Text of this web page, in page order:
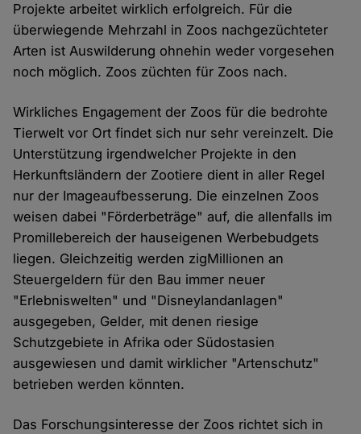
Projekte arbeitet wirklich erfolgreich. Für die
überwiegende Mehrzahl in Zoos nachgezüchteter
Arten ist Auswilderung ohnehin weder vorgesehen
noch möglich. Zoos züchten für Zoos nach.
Wirkliches Engagement der Zoos für die bedrohte
Tierwelt vor Ort findet sich nur sehr vereinzelt. Die
Unterstützung irgendwelcher Projekte in den
Herkunftsländern der Zootiere dient in aller Regel
nur der Imageaufbesserung. Die einzelnen Zoos
weisen dabei "Förderbeträge" auf, die allenfalls im
Promillebereich der hauseigenen Werbebudgets
liegen. Gleichzeitig werden zigMillionen an
Steuergeldern für den Bau immer neuer
"Erlebniswelten" und "Disneylandanlagen"
ausgegeben, Gelder, mit denen riesige
Schutzgebiete in Afrika oder Südostasien
ausgewiesen und damit wirklicher "Artenschutz"
betrieben werden könnten.
Das Forschungsinteresse der Zoos richtet sich in